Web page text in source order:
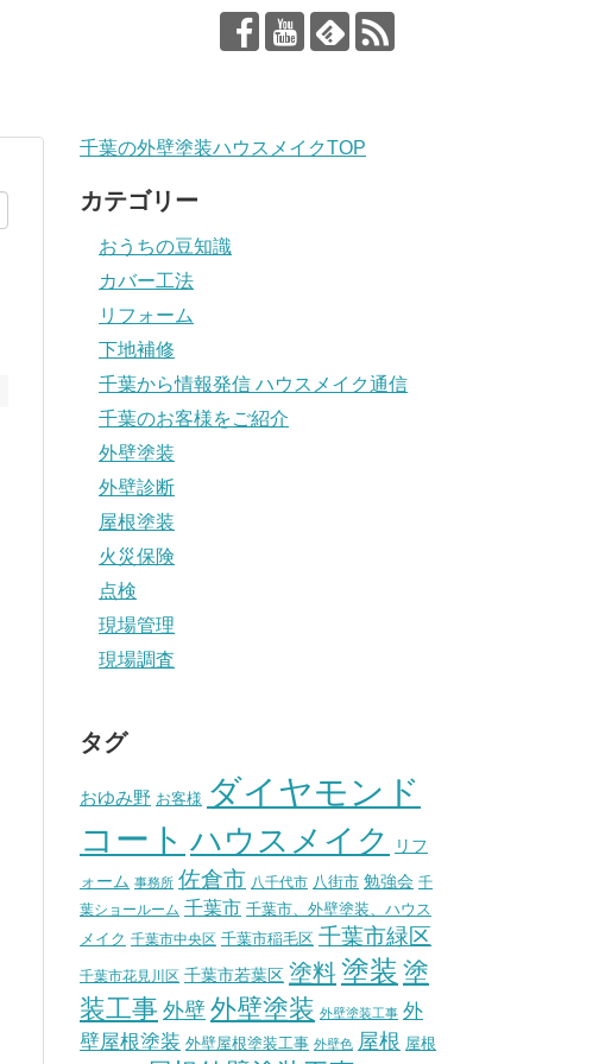
千葉の外壁塗装ハウスメイクTOP
カテゴリー
おうちの豆知識
カバー工法
リフォーム
下地補修
千葉から情報発信 ハウスメイク通信
千葉のお客様をご紹介
外壁塗装
外壁診断
屋根塗装
火災保険
点検
現場管理
現場調査
タグ
おゆみ野 お客様 ダイヤモンド
コート ハウスメイク
リフ
ォーム 事務所 佐倉市 八千代市 八街市 勉強会 千
葉ショールーム 千葉市 千葉市、外壁塗装、ハウス
メイク 千葉市中央区 千葉市稲毛区 千葉市緑区
千葉市花見川区 千葉市若葉区 塗料塗装 塗
装工事 外壁 外壁塗装 外壁塗装工事 外
壁屋根塗装 外壁屋根塗装工事 外壁色 屋根 屋根